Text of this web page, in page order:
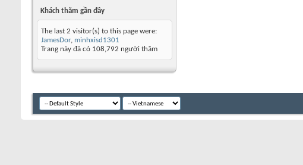
Khách thăm gần đây
The last 2 visitor(s) to this page were:
JamesDor, minhxisd1301
Trang này đã có 108,792 người thăm